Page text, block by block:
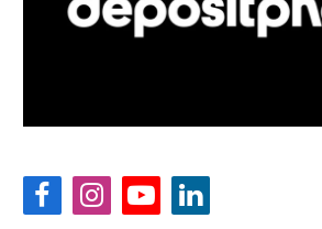
FacebookInstagramYouTubeLinkedIn